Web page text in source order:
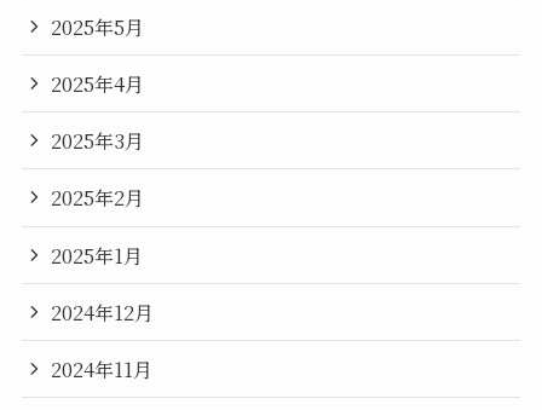
2025年5月
2025年4月
2025年3月
2025年2月
2025年1月
2024年12月
2024年11月